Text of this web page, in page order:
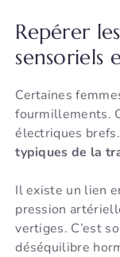
Repérer
sensoriels
Certaines
fourmillements.
électriques brefs.
typiques de la
Il existe un lien
pression
vertiges. C’est
déséquilibre